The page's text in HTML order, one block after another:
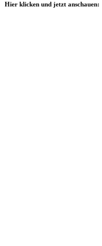
Hier klicken und jetzt anschauen: